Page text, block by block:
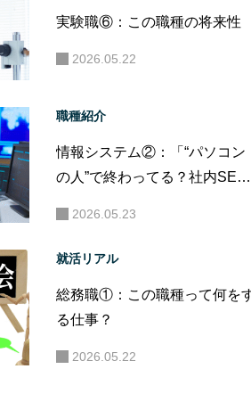
実験職⑥：この職種の将来性
2026.05.22
職種紹介
情報システム②：「“パソコン
の人”で終わってる？社内SE
2026.05.23
就活リアル
総務職①：この職種って何を
る仕事？
2026.05.22